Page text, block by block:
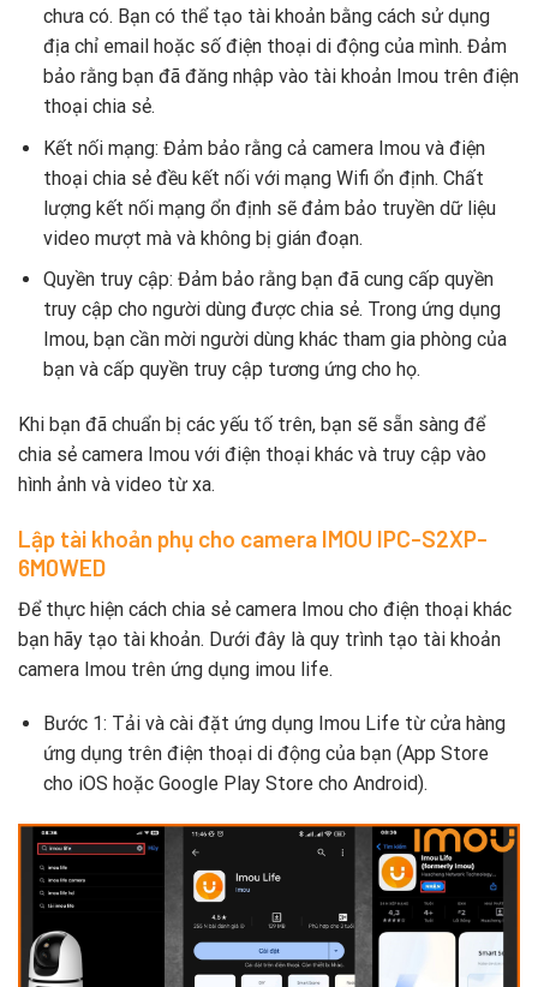
chưa có. Bạn có thể tạo tài khoản bằng cách sử dụng
địa chỉ email hoặc số điện thoại di động của mình. Đảm
bảo rằng bạn đã đăng nhập vào tài khoản Imou trên điện
thoại chia sẻ.
Kết nối mạng: Đảm bảo rằng cả camera Imou và điện
thoại chia sẻ đều kết nối với mạng Wifi ổn định. Chất
lượng kết nối mạng ổn định sẽ đảm bảo truyền dữ liệu
video mượt mà và không bị gián đoạn.
Quyền truy cập: Đảm bảo rằng bạn đã cung cấp quyền
truy cập cho người dùng được chia sẻ. Trong ứng dụng
Imou, bạn cần mời người dùng khác tham gia phòng của
bạn và cấp quyền truy cập tương ứng cho họ.
Khi bạn đã chuẩn bị các yếu tố trên, bạn sẽ sẵn sàng để
chia sẻ camera Imou với điện thoại khác và truy cập vào
hình ảnh và video từ xa.
Lập tài khoản phụ cho camera IMOU IPC-S2XP-
6M0WED
Để thực hiện cách chia sẻ camera Imou cho điện thoại khác
bạn hãy tạo tài khoản. Dưới đây là quy trình tạo tài khoản
camera Imou trên ứng dụng imou life.
Bước 1: Tải và cài đặt ứng dụng Imou Life từ cửa hàng
ứng dụng trên điện thoại di động của bạn (App Store
cho iOS hoặc Google Play Store cho Android).